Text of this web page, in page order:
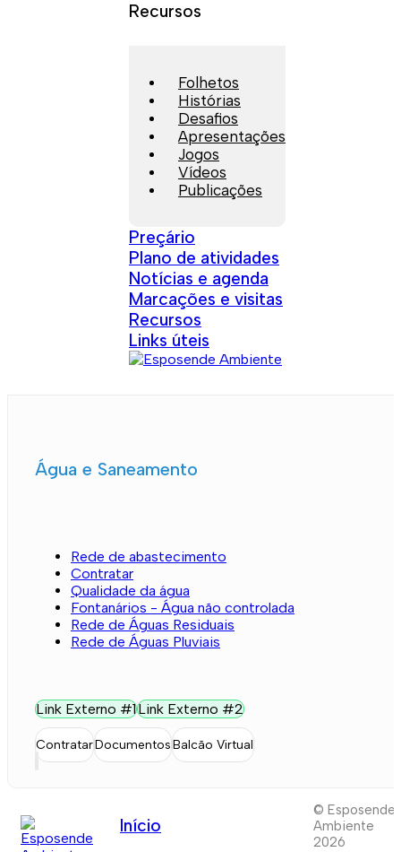
Recursos
Folhetos
Histórias
Desafios
Apresentações
Jogos
Vídeos
Publicações
Preçário
Plano de atividades
Notícias e agenda
Marcações e visitas
Recursos
Links úteis
Água e Saneamento
Rede de abastecimento
Contratar
Qualidade da água
Fontanários - Água não controlada
Rede de Águas Residuais
Rede de Águas Pluviais
Link Externo #1Link Externo #2
ContratarDocumentosBalcão Virtual
Início
© Esposende
Ambiente
2026